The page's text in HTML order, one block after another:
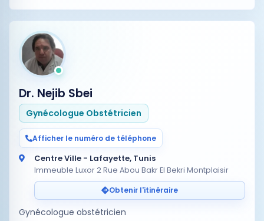
Dr. Nejib Sbei
Gynécologue Obstétricien
Afficher le numéro de téléphone
Centre Ville - Lafayette, Tunis
Immeuble Luxor 2 Rue Abou Bakr El Bekri Montplaisir
Obtenir l'itinéraire
Gynécologue obstétricien